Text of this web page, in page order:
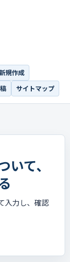
規作成
サイトマップ
て、
入力し、確認